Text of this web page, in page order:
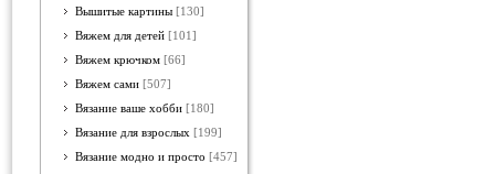
Вышитые картины [130]
Вяжем для детей [101]
Вяжем крючком [66]
Вяжем сами [507]
Вязание ваше хобби [180]
Вязание для взрослых [199]
Вязание модно и просто [457]